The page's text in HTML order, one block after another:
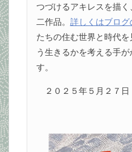
つづけるアキレスを描
二作品。 詳しくはブログ
たちの住む世界と時代
う生きるかを考える手
す。
２０２５年５月２７日